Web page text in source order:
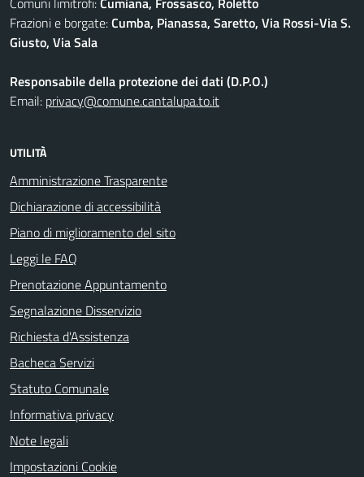
Frazioni e borgate:Cumba, Pianassa, Saretto, Via Rossi-Via S.
Giusto, Via Sala
Responsabile della protezione dei dati (D.P.O.)
Email: privacy@comune.cantalupa.to.it
UTILITÀ
Amministrazione Trasparente
Dichiarazione di accessibilità
Piano di miglioramento del sito
Leggi le FAQ
Prenotazione Appuntamento
Segnalazione Disservizio
Richiesta d'Assistenza
Bacheca Servizi
Statuto Comunale
Informativa privacy
Note legali
Impostazioni Cookie